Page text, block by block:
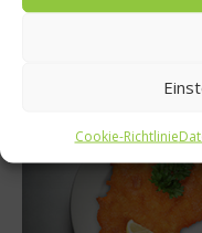
Cookie-Richtlinie
Was isst